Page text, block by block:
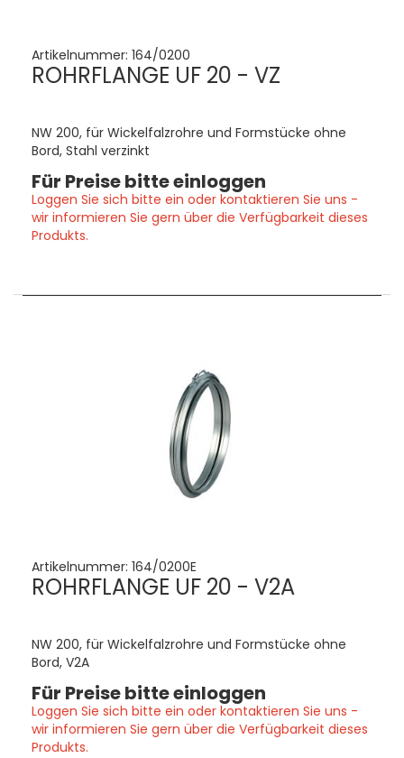
Artikelnummer: 164/0200
ROHRFLANGE UF 20 - VZ
NW 200, für Wickelfalzrohre und Formstücke ohne
Bord, Stahl verzinkt
Für Preise bitte einloggen
Loggen Sie sich bitte ein oder kontaktieren Sie uns -
wir informieren Sie gern über die Verfügbarkeit dieses
Produkts.
Artikelnummer: 164/0200E
ROHRFLANGE UF 20 - V2A
NW 200, für Wickelfalzrohre und Formstücke ohne
Bord, V2A
Für Preise bitte einloggen
Loggen Sie sich bitte ein oder kontaktieren Sie uns -
wir informieren Sie gern über die Verfügbarkeit dieses
Produkts.